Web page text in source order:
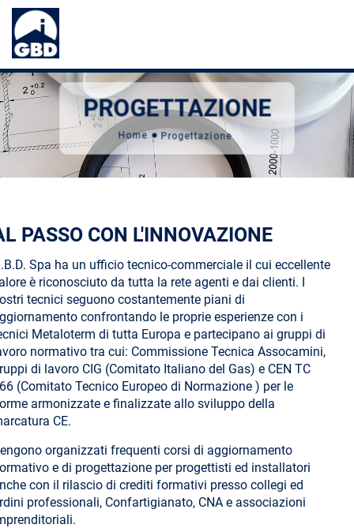
PROGETTAZIONE
Home Progettazione
PASSO CON L'INNOVAZIONE
Spa ha un ufficio tecnico-commerciale il cui eccellente
è riconosciuto da tutta la rete agenti e dai clienti. I
tecnici seguono costantemente piani di
confrontando le proprie esperienze con i
Metaloterm di tutta Europa e partecipano ai gruppi di
normativo tra cui: Commissione Tecnica Assocamini,
di lavoro CIG (Comitato Italiano del Gas) e CEN TC
(Comitato Tecnico Europeo di Normazione ) per le
armonizzate e finalizzate allo sviluppo della
CE.
organizzati frequenti corsi di aggiornamento
e di progettazione per progettisti ed installatori
con il rilascio di crediti formativi presso collegi ed
professionali, Confartigianato, CNA e associazioni